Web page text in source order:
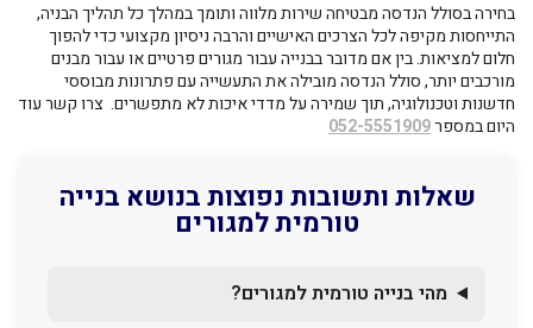
בחירה בסולל הנדסה מבטיחה שירות מלווה ותומך במהלך כל תהליך הבניה,
התייחסות מקיפה לכל הצרכים האישיים והרבה ניסיון מקצועי כדי להפוך
חלום למציאות. בין אם מדובר בבנייה עבור מגורים פרטיים או עבור מבנים
מורכבים יותר, סולל הנדסה מובילה את התעשייה עם פתרונות מבוססי
חדשנות וטכנולוגיה, תוך שמירה על מדדי איכות לא מתפשרים. צרו קשרעוד
היום במספר052-5551909
שאלות ותשובות נפוצות בנושא בנייה
טורמית למגורים
מהי בנייה טורמית למגורים?